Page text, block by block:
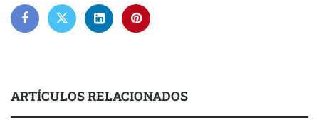
ARTÍCULOS RELACIONADOS